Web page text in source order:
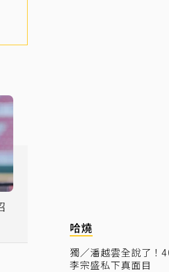
哈燒
獨／潘越雲全說了！
李宗盛私下真面目